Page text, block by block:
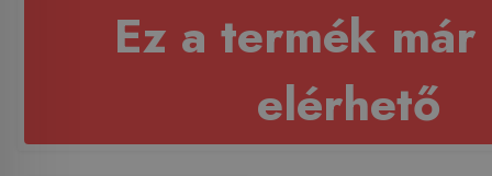
Ez a termék már
elérhető